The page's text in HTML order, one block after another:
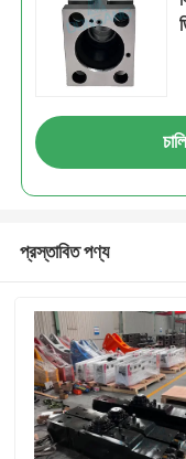
প্রস্তাবিত পণ্য